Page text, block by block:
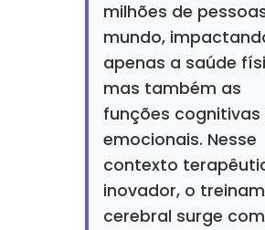
milhões de
mundo,
apenas a saúde
mas também as
funções cognitivas
emocionais. Nesse
contexto
inovador, o
cerebral surge